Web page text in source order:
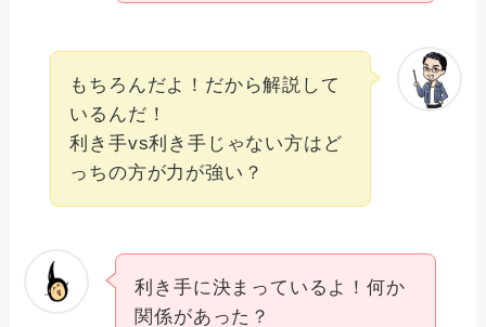
もちろんだよ！だから解説して
いるんだ！
利き手vs利き手じゃない方はど
っちの方が力が強い？
利き手に決まっているよ！何か
関係があった？